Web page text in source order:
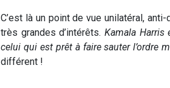
C’est là un point de vue unilatéral,
très grandes d’intérêts. Kamala Harris
celui qui est prêt à faire sauter l’ordre
différent !